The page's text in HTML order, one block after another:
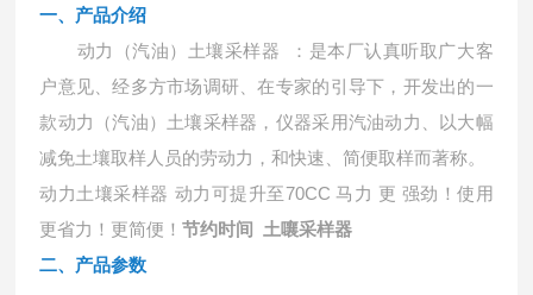
一、 产品介绍
动力（汽油）土壤采样器 ：是本厂认真听取广大客
户意见、经多方市场调研、在专家的引导下，开发出的一
款动力（汽油）土壤采样器，仪器采用汽油动力、以大幅
减免土壤取样人员的劳动力，和快速、简便取样而著称。
动力土壤采样器 动力可提升至70CC 马力 更 强劲！使用
更省力！更简便！节约时间 土嚷采样器
二、 产品参数